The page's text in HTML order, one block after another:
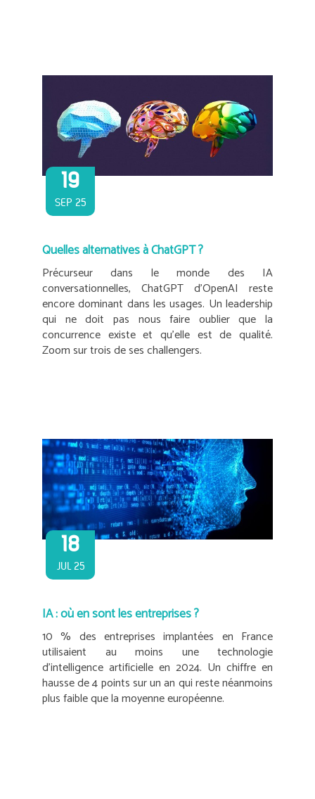
19
SEP 25
Quelles alternatives à ChatGPT ?
Précurseur dans le monde des IA
conversationnelles, ChatGPT d’OpenAI reste
encore dominant dans les usages. Un leadership
qui ne doit pas nous faire oublier que la
concurrence existe et qu’elle est de qualité.
Zoom sur trois de ses challengers.
18
JUL 25
IA : où en sont les entreprises ?
10 % des entreprises implantées en France
utilisaient au moins une technologie
d’intelligence artificielle en 2024. Un chiffre en
hausse de 4 points sur un an qui reste néanmoins
plus faible que la moyenne européenne.